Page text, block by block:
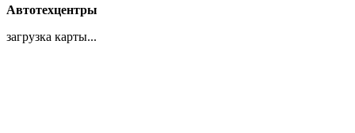
Автотехцентры
загрузка карты...